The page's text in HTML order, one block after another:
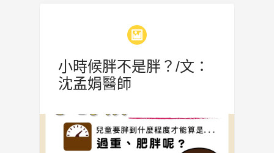
小時候胖不是胖？/文：
沈孟娟醫師